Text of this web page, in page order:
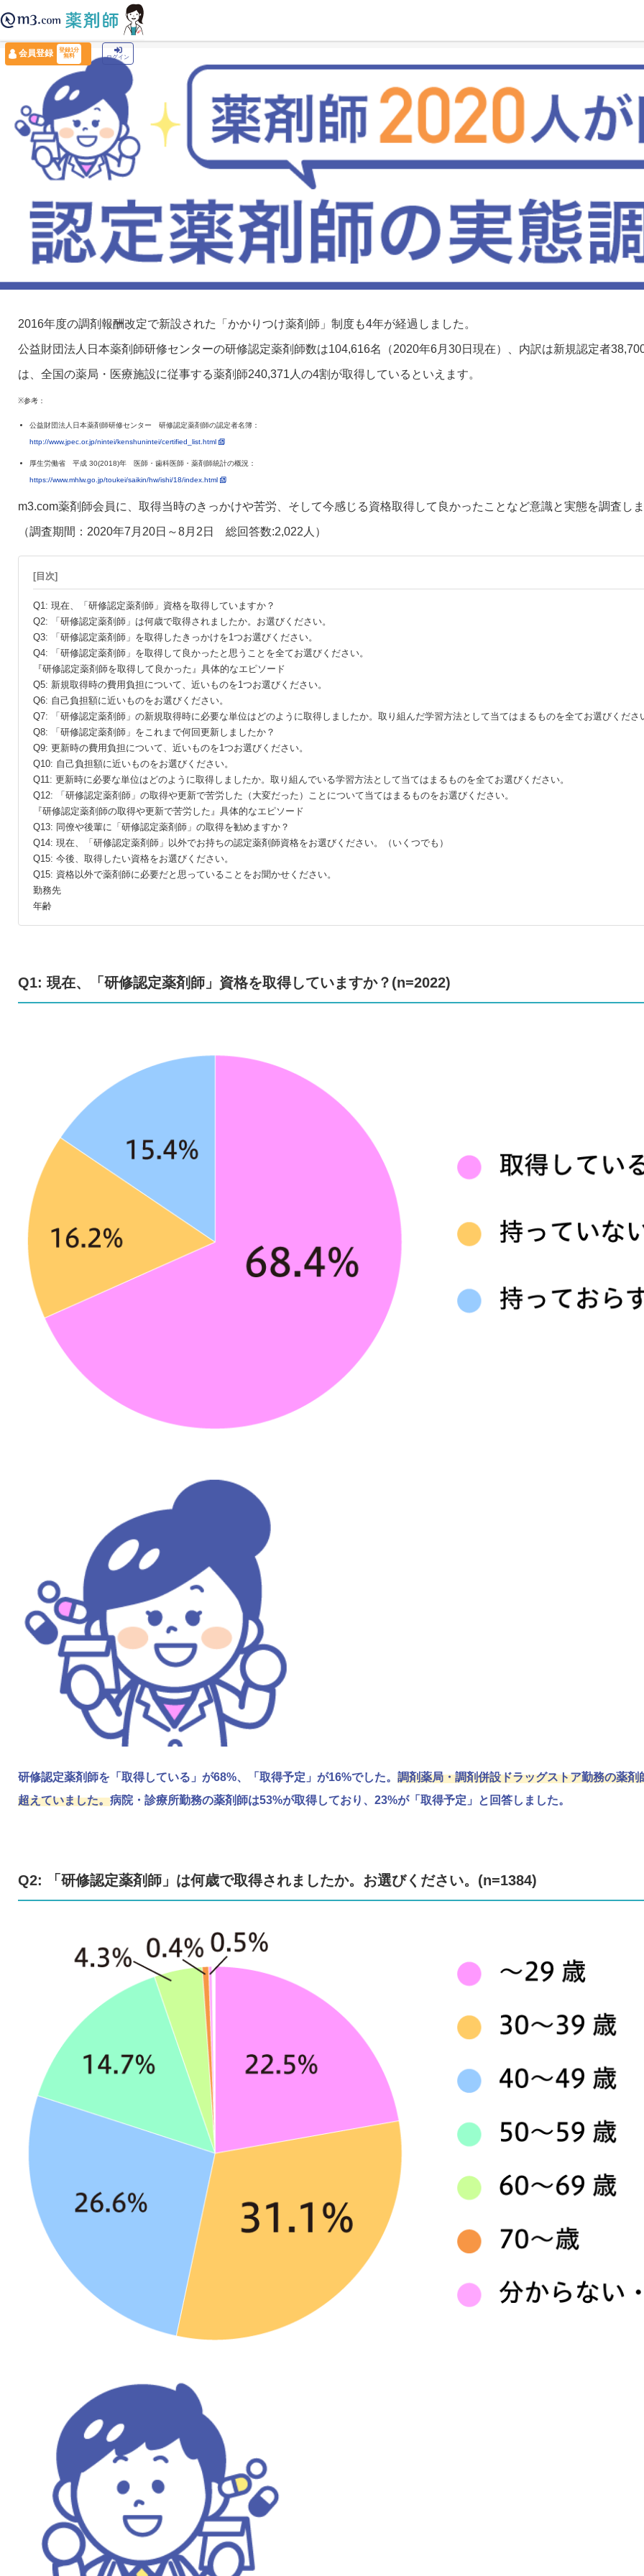
会員登録
登録1分
無料
ログイン
› 認定薬剤師の実態調査2020
2016年度の調剤報酬改定で新設された「かかりつけ薬剤師」制度も4年が経過しました。
公益財団法人日本薬剤師研修センターの研修認定薬剤師数は104,616名（2020年6月30日現在）、内訳は新規認定者
は、全国の薬局・医療施設に従事する薬剤師240,371人の4割が取得しているといえます。
※参考：
公益財団法人日本薬剤師研修センター 研修認定薬剤師の認定者名簿：
http://www.jpec.or.jp/nintei/kenshunintei/certified_list.html
厚生労働省 平成 30(2018)年 医師・歯科医師・薬剤師統計の概況：
https://www.mhlw.go.jp/toukei/saikin/hw/ishi/18/index.html
m3.com薬剤師会員に、取得当時のきっかけや苦労、そして今感じる資格取得して良かったことなど意識と実態を調査し
（調査期間：2020年7月20日～8月2日 総回答数:2,022人）
[目次]
Q1: 現在、「研修認定薬剤師」資格を取得していますか？
Q2: 「研修認定薬剤師」は何歳で取得されましたか。お選びください。
Q3: 「研修認定薬剤師」を取得したきっかけを1つお選びください。
Q4: 「研修認定薬剤師」を取得して良かったと思うことを全てお選びください。
『研修認定薬剤師を取得して良かった』具体的なエピソード
Q5: 新規取得時の費用負担について、近いものを1つお選びください。
Q6: 自己負担額に近いものをお選びください。
Q7: 「研修認定薬剤師」の新規取得時に必要な単位はどのように取得しましたか。取り組んだ学習方法として当てはまるものを全てお選びくださ
Q8: 「研修認定薬剤師」をこれまで何回更新しましたか？
Q9: 更新時の費用負担について、近いものを1つお選びください。
Q10: 自己負担額に近いものをお選びください。
Q11: 更新時に必要な単位はどのように取得しましたか。取り組んでいる学習方法として当てはまるものを全てお選びください。
Q12: 「研修認定薬剤師」の取得や更新で苦労した（大変だった）ことについて当てはまるものをお選びください。
『研修認定薬剤師の取得や更新で苦労した』具体的なエピソード
Q13: 同僚や後輩に「研修認定薬剤師」の取得を勧めますか？
Q14: 現在、「研修認定薬剤師」以外でお持ちの認定薬剤師資格をお選びください。（いくつでも）
Q15: 今後、取得したい資格をお選びください。
Q15: 資格以外で薬剤師に必要だと思っていることをお聞かせください。
勤務先
年齢
Q1: 現在、「研修認定薬剤師」資格を取得していますか？(n=2022)
研修認定薬剤師を「取得している」が68%、「取得予定」が16%でした。 調剤薬局・調剤併設ドラッグストア勤務の薬
超えていました。病院・診療所勤務の薬剤師は53%が取得しており、23%が「取得予定」と回答しました。
Q2: 「研修認定薬剤師」は何歳で取得されましたか。お選びください。(n=1384)